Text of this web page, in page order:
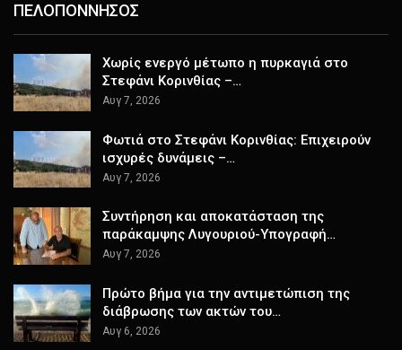
ΠΕΛΟΠΟΝΝΗΣΟΣ
Χωρίς ενεργό μέτωπο η πυρκαγιά στο
Στεφάνι Κορινθίας –…
Αυγ 7, 2026
Φωτιά στο Στεφάνι Κορινθίας: Επιχειρούν
ισχυρές δυνάμεις –…
Αυγ 7, 2026
Συντήρηση και αποκατάσταση της
παράκαμψης Λυγουριού-Υπογραφή…
Αυγ 7, 2026
Πρώτο βήμα για την αντιμετώπιση της
διάβρωσης των ακτών του…
Αυγ 6, 2026